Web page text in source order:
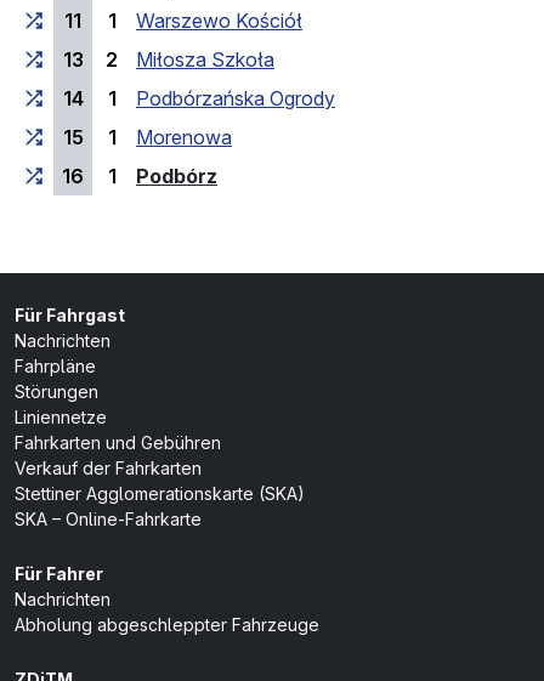
11
1
Warszewo Kościół
13
2
Miłosza Szkoła
14
1
Podbórzańska Ogrody
15
1
Morenowa
16
1 Podbórz
Für Fahrgast
Nachrichten
Fahrpläne
Störungen
Liniennetze
Fahrkarten und Gebühren
Verkauf der Fahrkarten
Stettiner Agglomerationskarte (SKA)
SKA – Online-Fahrkarte
Für Fahrer
Nachrichten
Abholung abgeschleppter Fahrzeuge